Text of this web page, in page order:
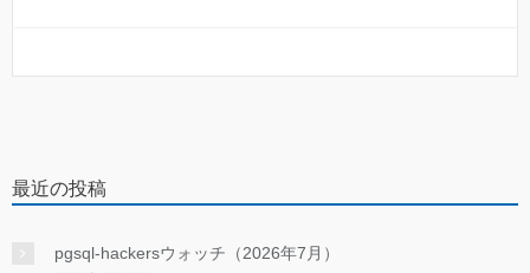
最近の投稿
pgsql-hackersウォッチ（2026年7月）